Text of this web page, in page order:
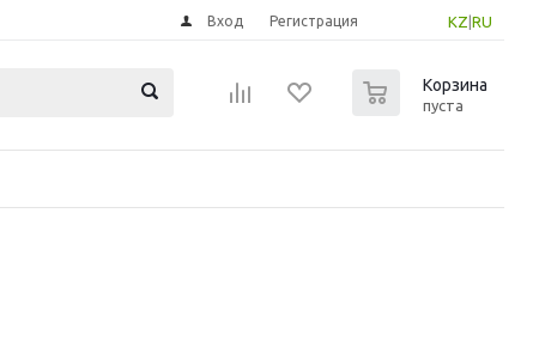
KZ RU
Вход Регистрация
Корзина
пуста